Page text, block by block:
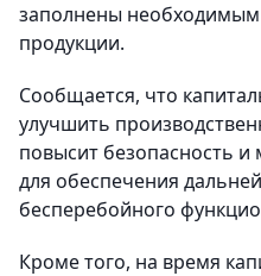
заполнены
продукции.
Сообщается, что
улучшить
повысит безопасность
для обеспечения
бесперебойного
Кроме того, на время